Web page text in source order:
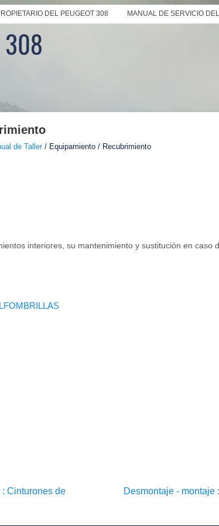
DEL PEUGEOT 308 MANUAL DE SERVICIO
de Taller/ Equipamiento / Recubrimiento
interiores, su mantenimiento y sustitución en caso
Cinturones de
Desmontaje - montaje